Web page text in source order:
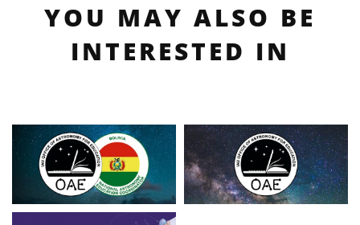
YOU MAY ALSO BE
INTERESTED IN